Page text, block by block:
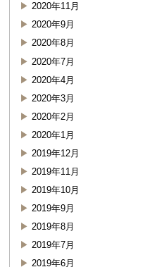
2020年11月
2020年9月
2020年8月
2020年7月
2020年4月
2020年3月
2020年2月
2020年1月
2019年12月
2019年11月
2019年10月
2019年9月
2019年8月
2019年7月
2019年6月